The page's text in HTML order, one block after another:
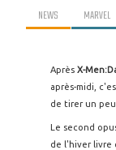
NEWS MARVEL
Après X-
après-midi,
de tirer un
Le second
de l'hiver livre